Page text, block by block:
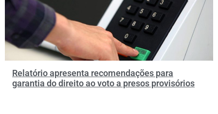
Relatório apresenta recomendações para
garantia do direito ao voto a presos provisórios